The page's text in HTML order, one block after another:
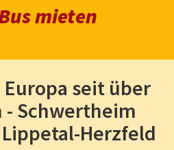
mieten
seit über
- Schwertheim
Herzfeld